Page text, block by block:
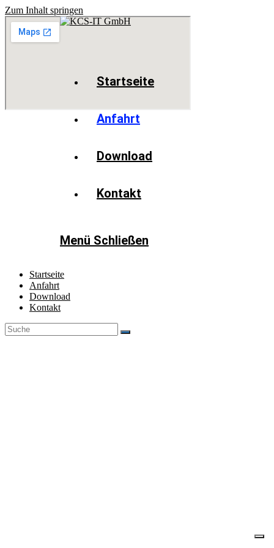
Zum Inhalt springen
Startseite
Anfahrt
Download
Kontakt
Menü Schließen
Startseite
Anfahrt
Download
Kontakt